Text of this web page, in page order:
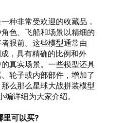
种非常受欢迎的收藏品，
色、飞船和场景以精细的
眼前。这些模型通常由
，具有精确的比例和外
真实场景。一些模型还具
轮子或内部部件，增加了
么那么星球大战拼装模型
详细为大家介绍。
里可以买?